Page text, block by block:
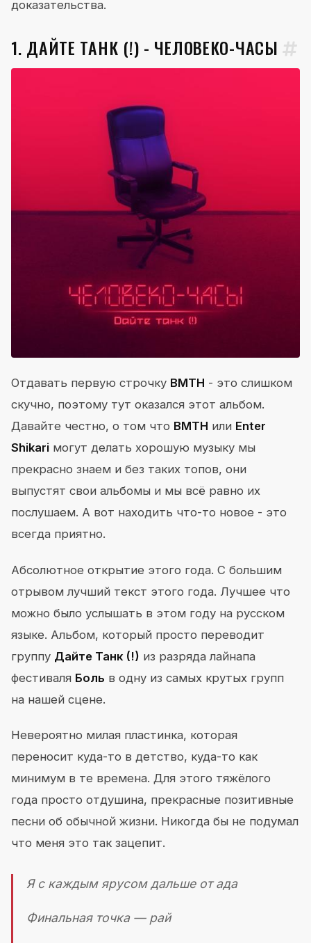
доказательства.
1. ДАЙТЕ ТАНК (!) - ЧЕЛОВЕКО-ЧАСЫ
Отдавать первую строчку BMTH - это слишком
скучно, поэтому тут оказался этот альбом.
Давайте честно, о том что BMTH или Enter
Shikari могут делать хорошую музыку мы
прекрасно знаем и без таких топов, они
выпустят свои альбомы и мы всё равно их
послушаем. А вот находить что-то новое - это
всегда приятно.
Абсолютное открытие этого года. С большим
отрывом лучший текст этого года. Лучшее что
можно было услышать в этом году на русском
языке. Альбом, который просто переводит
группу Дайте Танк (!) из разряда лайнапа
фестиваля Боль в одну из самых крутых групп
на нашей сцене.
Невероятно милая пластинка, которая
переносит куда-то в детство, куда-то как
минимум в те времена. Для этого тяжёлого
года просто отдушина, прекрасные позитивные
песни об обычной жизни. Никогда бы не подумал
что меня это так зацепит.
Я с каждым ярусом дальше от ада
Финальная точка — рай